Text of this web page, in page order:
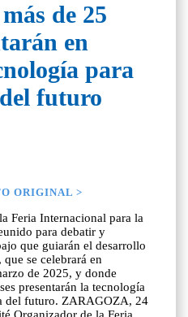
de 25
en
para
futuro
ORIGINAL >
Feria Internacional para la
para debatir y
que guiarán el desarrollo
se celebrará en
de 2025, y donde
presentarán la tecnología
del futuro. ZARAGOZA, 24